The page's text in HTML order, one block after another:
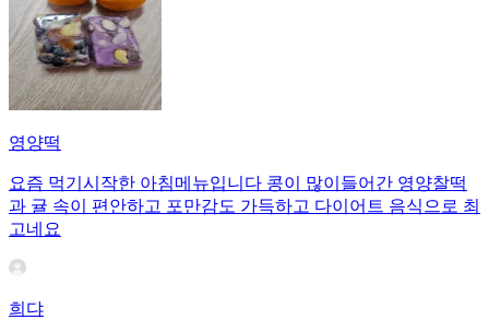
영양떡
요즘 먹기시작한 아침메뉴입니다 콩이 많이들어간 영양찰떡
과 귤 속이 편안하고 포만감도 가득하고 다이어트 음식으로 최
고네요
희댜